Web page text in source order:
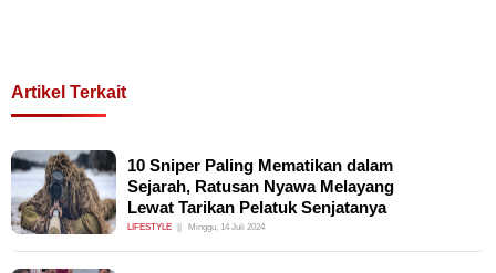
Artikel Terkait
10 Sniper Paling Mematikan dalam
Sejarah, Ratusan Nyawa Melayang
Lewat Tarikan Pelatuk Senjatanya
LIFESTYLE Minggu, 14 Juli 2024